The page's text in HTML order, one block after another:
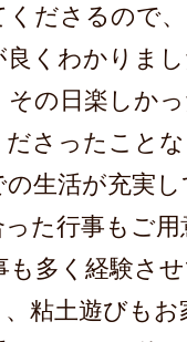
ださるので
くわかりま
の日楽しか
さったこと
生活が充実
た行事もご
多く経験さ
粘土遊びも